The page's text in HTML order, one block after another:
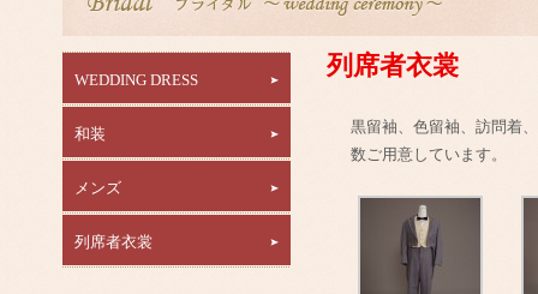
列席者衣裳
黒留袖、色留袖、訪問着
数ご用意しています。
WEDDING DRESS
和装
メンズ
列席者衣裳